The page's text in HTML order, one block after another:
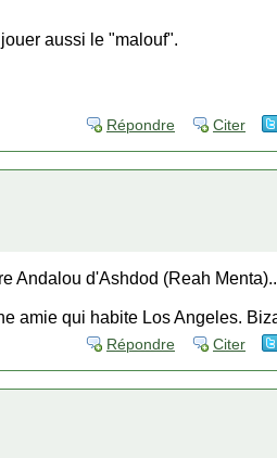
aussi le "malouf".
Répondre Citer
Andalou d'Ashdod (Reah
amie qui habite Los Angeles.
Répondre Citer